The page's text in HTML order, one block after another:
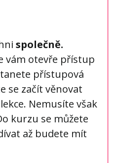
společně.
vám otevře přístup
přístupová
se začít věnovat
Nemusíte však
kurzu se můžete
až budete mít